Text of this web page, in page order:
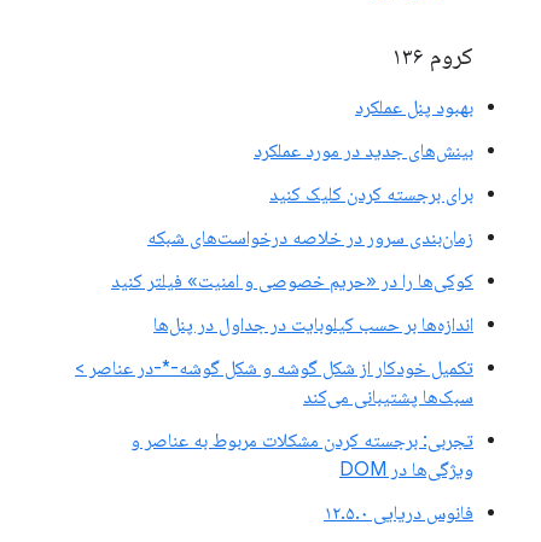
کروم ۱۳۶
بهبود پنل عملکرد
بینش‌های جدید در مورد عملکرد
برای برجسته کردن کلیک کنید
زمان‌بندی سرور در خلاصه درخواست‌های شبکه
کوکی‌ها را در «حریم خصوصی و امنیت» فیلتر کنید
اندازه‌ها بر حسب کیلوبایت در جداول در پنل‌ها
تکمیل خودکار از شکل گوشه و شکل گوشه-*-در عناصر >
سبک‌ها پشتیبانی می‌کند
تجربی: برجسته کردن مشکلات مربوط به عناصر و
ویژگی‌ها در DOM
فانوس دریایی ۱۲.۵.۰